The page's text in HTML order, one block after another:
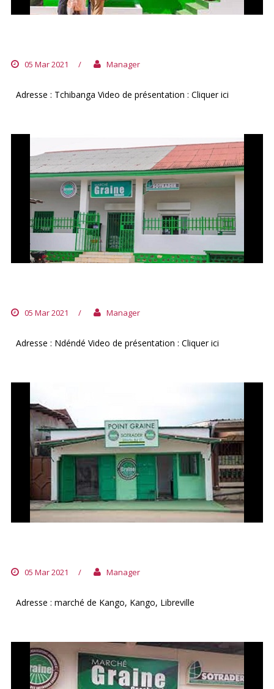
05 Mar 2021 / Manager
Adresse : Tchibanga Video de présentation : Cliquer ici
05 Mar 2021 / Manager
Adresse : Ndéndé Video de présentation : Cliquer ici
05 Mar 2021 / Manager
Adresse : marché de Kango, Kango, Libreville